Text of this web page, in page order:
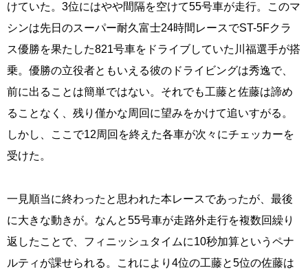
けていた。3位にはやや間隔を空けて55号車が走行。このマ
シンは先日のスーパー耐久富士24時間レースでST-5Fクラ
ス優勝を果たした821号車をドライブしていた川福選手が搭
乗。優勝の立役者ともいえる彼のドライビングは秀逸で、
前に出ることは簡単ではない。それでも工藤と佐藤は諦め
ることなく、残り僅かな周回に望みをかけて追いすがる。
しかし、ここで12周回を終えた各車が次々にチェッカーを
受けた。
一見順当に終わったと思われた本レースであったが、最後
に大きな動きが。なんと55号車が走路外走行を複数回繰り
返したことで、フィニッシュタイムに10秒加算というペナ
ルティが課せられる。これにより4位の工藤と5位の佐藤は